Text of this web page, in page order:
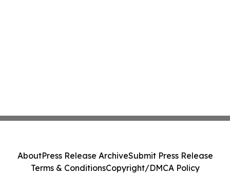
AboutPress Release ArchiveSubmit Press Release
Terms & ConditionsCopyright/DMCA Policy